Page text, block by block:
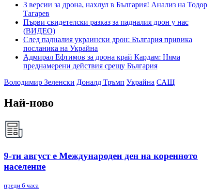
3 версии за дрона, нахлул в България! Анализ на Тодор
Тагарев
Първи свидетелски разказ за падналия дрон у нас
(ВИДЕО)
След падналия украински дрон: България привика
посланика на Украйна
Адмирал Ефтимов за дрона край Кардам: Няма
преднамерени действия срещу България
Володимир Зеленски Доналд Тръмп Украйна САЩ
Най-ново
9-ти август е Международен ден на коренното
население
преди 6 часа